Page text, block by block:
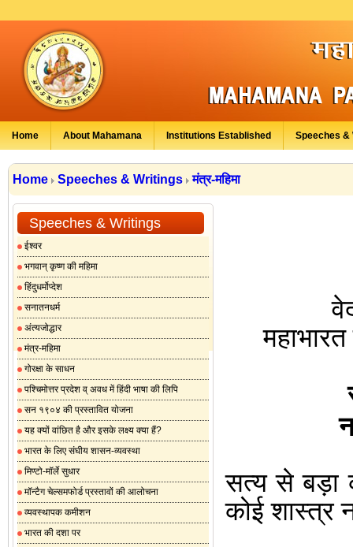
Home About Mahamana Institutions Established Speeches &
Home Speeches & Writings मंत्र-महिमा
Speeches & Writings
ईश्वर
भगवान् कृष्ण की महिमा
हिंदुधर्मोप्देश
सनातनधर्म
अंत्यजोद्धार
मंत्र-महिमा
गोरक्षा के साधन
पश्चिमोत्तर प्रदेश व् अवध में हिंदी भाषा की लिपि
सन १९०४ की प्रस्तावित योजना
यह क्यों वांछित है और इसके लक्ष्य क्या हैं?
भारत के लिए संघीय शासन-व्यवस्था
मिण्टो-मॉर्ले सुधार
मॉन्टैग चेल्समफोर्ड प्रस्तावों की आलोचना
व्यवस्थापक कमीशन
भारत की दशा पर
वेद सब
महाभारत
सत्य से बड़ा
कोई शास्त्र